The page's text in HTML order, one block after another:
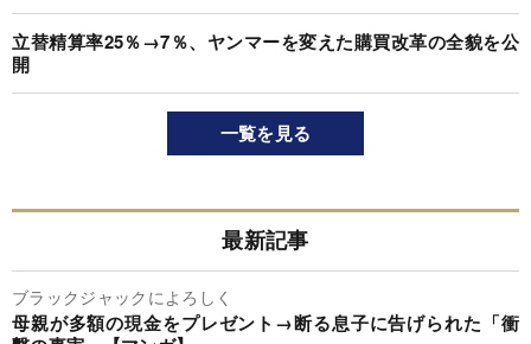
立替精算率25％→7％、ヤンマーを変えた購買改革の全貌を公
開
一覧を見る
最新記事
ブラックジャックによろしく
母親が多額の現金をプレゼント→断る息子に告げられた「衝